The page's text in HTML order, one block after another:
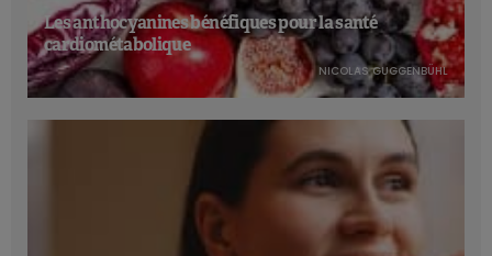
Les anthocyanines bénéfiques pour la santé
cardiométabolique
NICOLAS GUGGENBÜHL